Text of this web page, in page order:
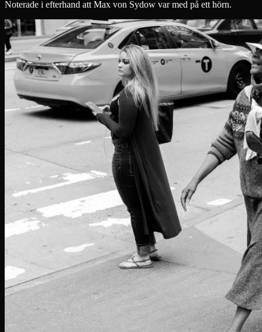
Noterade i efterhand att Max von Sydow var med på ett hörn.